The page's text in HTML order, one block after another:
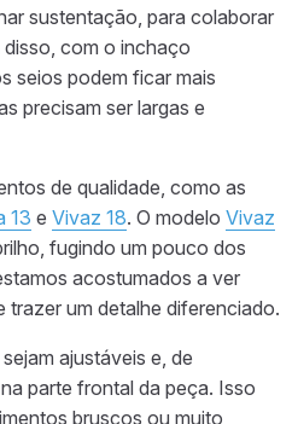
sustentação, para colaborar
com o inchaço
seios podem ficar mais
precisam ser largas e
de qualidade, como as
13 e Vivaz 18. O modelo Vivaz
fugindo um pouco dos
acostumados a ver
trazer um detalhe diferenciado.
ajustáveis e, de
parte frontal da peça. Isso
bruscos ou muito